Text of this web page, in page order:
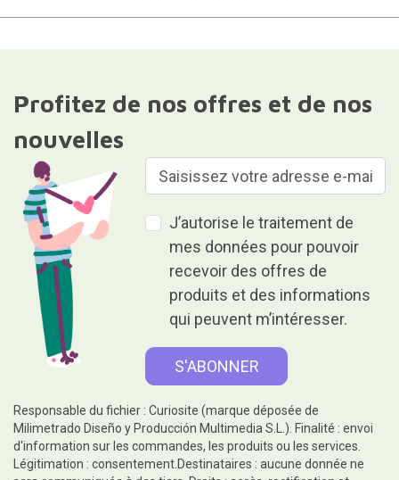
Profitez de nos offres et de nos
nouvelles
J’autorise le traitement de
mes données pour pouvoir
recevoir des offres de
produits et des informations
qui peuvent m’intéresser.
Responsable du fichier : Curiosite (marque déposée de
Milimetrado Diseño y Producción Multimedia S.L.). Finalité : envoi
d'information sur les commandes, les produits ou les services.
Légitimation : consentement.Destinataires : aucune donnée ne